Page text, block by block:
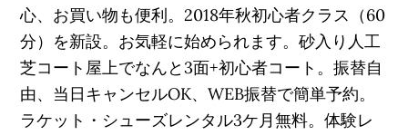
心、お買い物も便利。2018年秋初心者クラス（60
分）を新設。お気軽に始められます。砂入り人工
芝コート屋上でなんと3面+初心者コート。振替自
由、当日キャンセルOK、WEB振替で簡単予約。
ラケット・シューズレンタル3ケ月無料。体験レ